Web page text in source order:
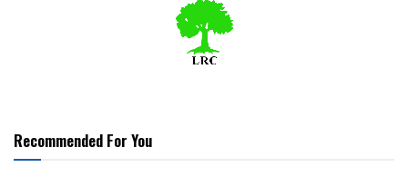
Recommended For You